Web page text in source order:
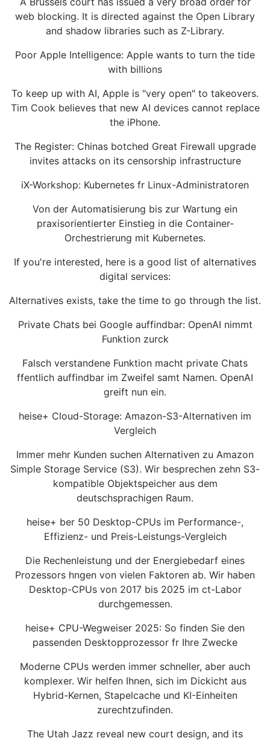
web blocking. It is directed against the Open Library
and shadow libraries such as Z-Library.
Poor Apple Intelligence: Apple wants to turn the tide
with billions
To keep up with AI, Apple is "very open" to takeovers.
Tim Cook believes that new AI devices cannot replace
the iPhone.
The Register: Chinas botched Great Firewall upgrade
invites attacks on its censorship infrastructure
iX-Workshop: Kubernetes fr Linux-Administratoren
Von der Automatisierung bis zur Wartung ein
praxisorientierter Einstieg in die Container-
Orchestrierung mit Kubernetes.
If you're interested, here is a good list of alternatives
digital services:
Alternatives exists, take the time to go through the list.
Private Chats bei Google auffindbar: OpenAI nimmt
Funktion zurck
Falsch verstandene Funktion macht private Chats
ffentlich auffindbar im Zweifel samt Namen. OpenAI
greift nun ein.
heise+ Cloud-Storage: Amazon-S3-Alternativen im
Vergleich
Immer mehr Kunden suchen Alternativen zu Amazon
Simple Storage Service (S3). Wir besprechen zehn S3-
kompatible Objektspeicher aus dem
deutschsprachigen Raum.
heise+ ber 50 Desktop-CPUs im Performance-,
Effizienz- und Preis-Leistungs-Vergleich
Die Rechenleistung und der Energiebedarf eines
Prozessors hngen von vielen Faktoren ab. Wir haben
Desktop-CPUs von 2017 bis 2025 im ct-Labor
durchgemessen.
heise+ CPU-Wegweiser 2025: So finden Sie den
passenden Desktopprozessor fr Ihre Zwecke
Moderne CPUs werden immer schneller, aber auch
komplexer. Wir helfen Ihnen, sich im Dickicht aus
Hybrid-Kernen, Stapelcache und KI-Einheiten
zurechtzufinden.
The Utah Jazz reveal new court design, and its